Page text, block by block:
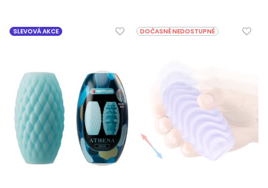
SLEVOVÁ AKCE DOČASNĚ NEDOSTUPNÉ